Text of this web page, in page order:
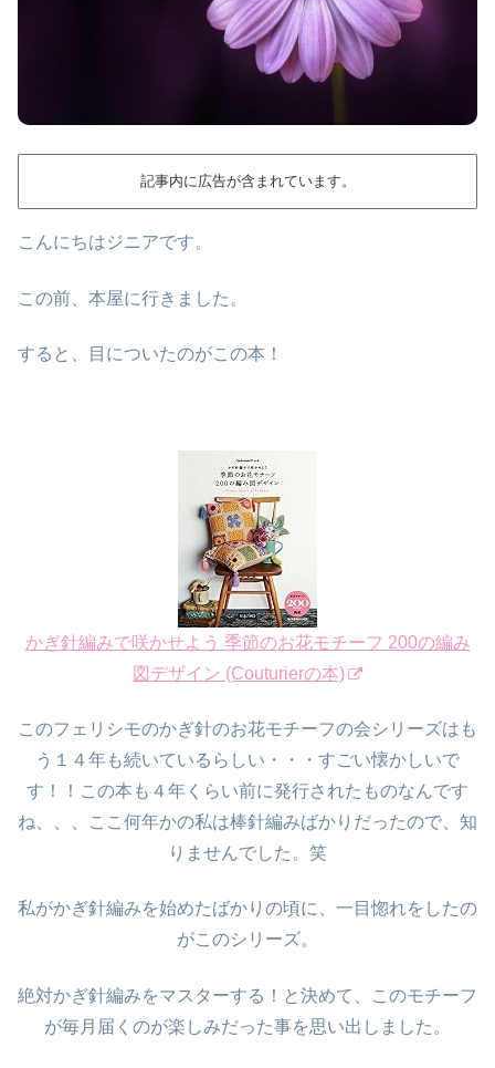
記事内に広告が含まれています。
こんにちはジニアです。
この前、本屋に行きました。
すると、目についたのがこの本！
かぎ針編みで咲かせよう 季節のお花モチーフ 200の編み
図デザイン (Couturierの本)
このフェリシモのかぎ針のお花モチーフの会シリーズはも
う１４年も続いているらしい・・・すごい懐かしいで
す！！この本も４年くらい前に発行されたものなんです
ね、、、ここ何年かの私は棒針編みばかりだったので、知
りませんでした。笑
私がかぎ針編みを始めたばかりの頃に、一目惚れをしたの
がこのシリーズ。
絶対かぎ針編みをマスターする！と決めて、このモチーフ
が毎月届くのが楽しみだった事を思い出しました。